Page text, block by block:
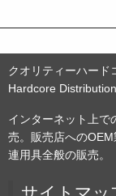
クオリティーハー
Hardcore
インターネット上で
売。販売店への
連用具全般の販売。